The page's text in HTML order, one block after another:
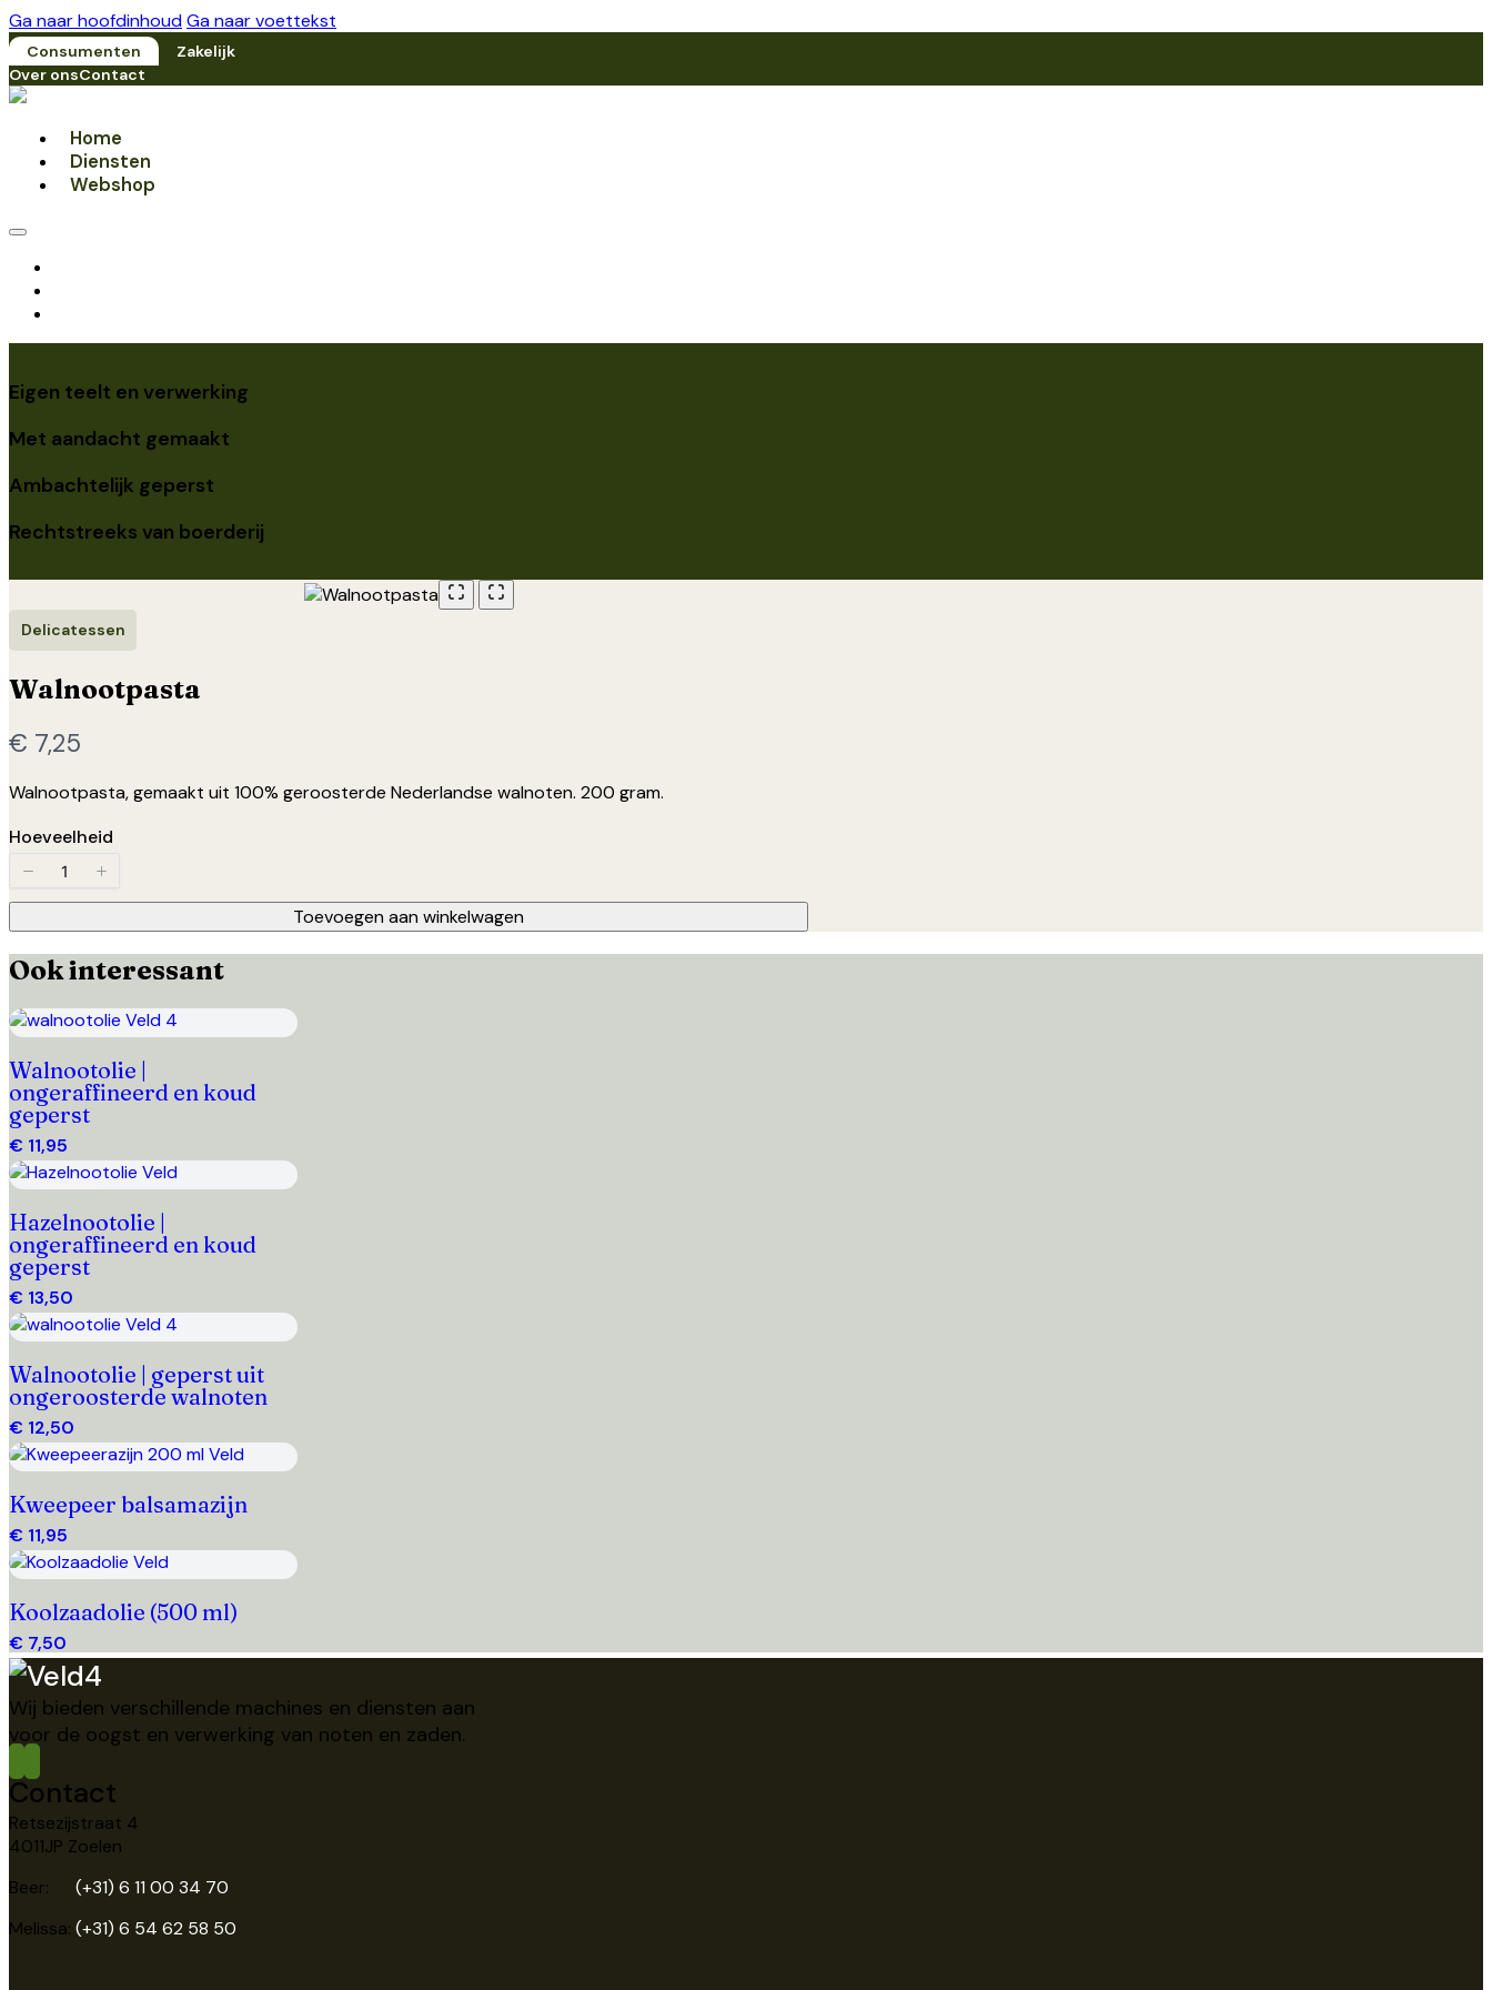
Ga naar hoofdinhoudGa naar voettekst
Consumenten
Zakelijk
Over onsContact
Home
Diensten
Webshop
Eigen teelt en verwerking
Met aandacht gemaakt
Ambachtelijk geperst
Rechtstreeks van boerderij
Delicatessen
Walnootpasta
Nu
€ 7,25
Walnootpasta, gemaakt uit 100% geroosterde Nederlandse walnoten. 200 gram.
Hoeveelheid
Toevoegen aan winkelwagen
Ook interessant
Walnootolie |
ongeraffineerd en koud
geperst
€ 11,95
Hazelnootolie |
ongeraffineerd en koud
geperst
€ 13,50
Walnootolie | geperst uit
ongeroosterde walnoten
€ 12,50
Kweepeer balsamazijn
€ 11,95
Koolzaadolie (500 ml)
€ 7,50
Wij bieden verschillende machines en diensten aan
voor de oogst en verwerking van noten en zaden.
Contact
Retsezijstraat 4
4011JP Zoelen
Beer: (+31) 6 11 00 34 70
Melissa: (+31) 6 54 62 58 50